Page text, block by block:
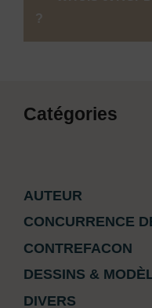
?
Catégories
AUTEUR
CONCURRENCE
CONTREFACON
DESSINS &
DIVERS